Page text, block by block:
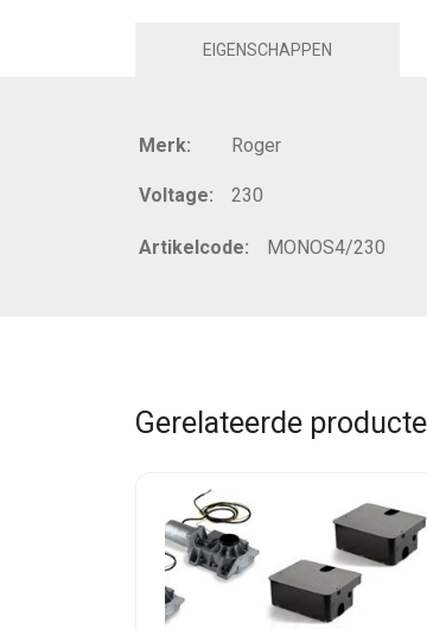
EIGENSCHAPPEN
Merk: Roger
Voltage: 230
Artikelcode: MONOS4/230
Gerelateerde